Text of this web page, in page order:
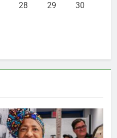
28 29
30